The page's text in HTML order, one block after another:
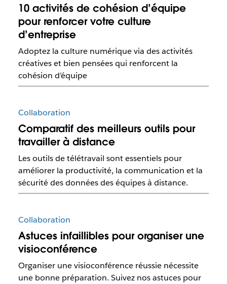
10 activités de cohésion d’équipe
pour renforcer votre culture
d’entreprise
Adoptez la culture numérique via des activités
créatives et bien pensées qui renforcent la
cohésion d’équipe
Collaboration
Comparatif des meilleurs outils pour
travailler à distance
Les outils de télétravail sont essentiels pour
améliorer la productivité, la communication et la
sécurité des données des équipes à distance.
Collaboration
Astuces infaillibles pour organiser une
visioconférence
Organiser une visioconférence réussie nécessite
une bonne préparation. Suivez nos astuces pour